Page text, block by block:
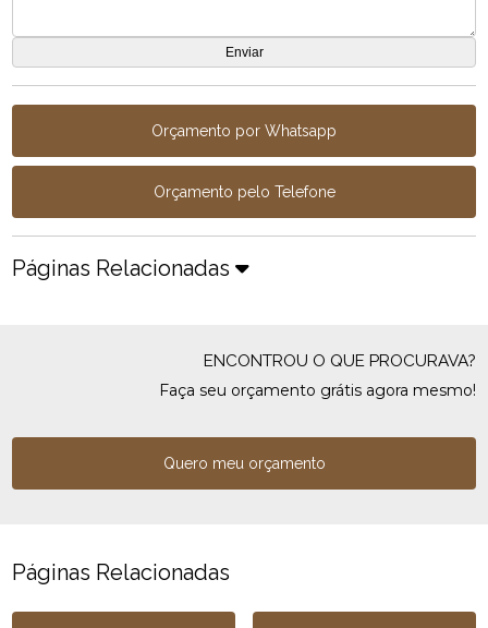
Orçamento por Whatsapp
Orçamento pelo Telefone
Páginas Relacionadas
ENCONTROU O QUE PROCURAVA?
Faça seu orçamento grátis agora mesmo!
Quero meu orçamento
Páginas Relacionadas